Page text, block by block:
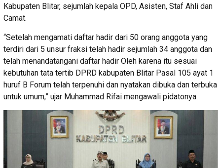
Kabupaten Blitar, sejumlah kepala OPD, Asisten, Staf Ahli dan
Camat.
“Setelah mengamati daftar hadir dari 50 orang anggota yang
terdiri dari 5 unsur fraksi telah hadir sejumlah 34 anggota dan
telah menandatangani daftar hadir Oleh karena itu sesuai
kebutuhan tata tertib DPRD kabupaten Blitar Pasal 105 ayat 1
huruf B Forum telah terpenuhi dan nyatakan dibuka dan terbuka
untuk umum,” ujar Muhammad Rifai mengawali pidatonya.